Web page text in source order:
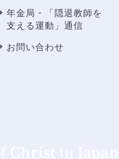
年金局・
「隠退教師を
支える運動」通信
お問い合わせ